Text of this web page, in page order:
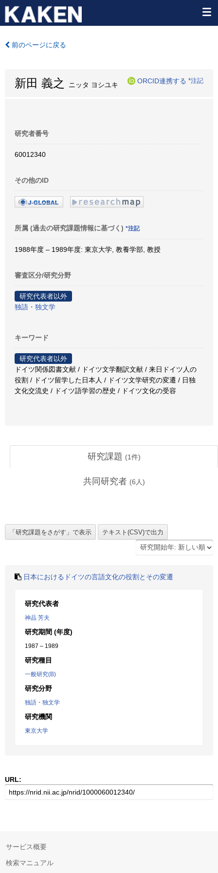
前のページに戻る
新田 義之 ニッタ ヨシユキ
ORCID連携する *注記
研究者番号
60012340
その他のID
所属 (過去の研究課題情報に基づく) *注記
1988年度 – 1989年度: 東京大学, 教養学部, 教授
審査区分/研究分野
研究代表者以外
独語・独文学
キーワード
研究代表者以外
ドイツ関係図書文献 / ドイツ文学翻訳文献 / 来日ドイツ人の
役割 / ドイツ留学した日本人 / ドイツ文学研究の変遷 / 日独
文化交流史 / ドイツ語学習の歴史 / ドイツ文化の受容
研究課題 (1件)
共同研究者 (6 人)
日本におけるドイツの言語文化の役割とその変遷
研究代表者
神品 芳夫
研究期間 (年度)
1987 – 1989
研究種目
一般研究(B)
研究分野
独語・独文学
研究機関
東京大学
URL:
サービス概要
検索マニュアル